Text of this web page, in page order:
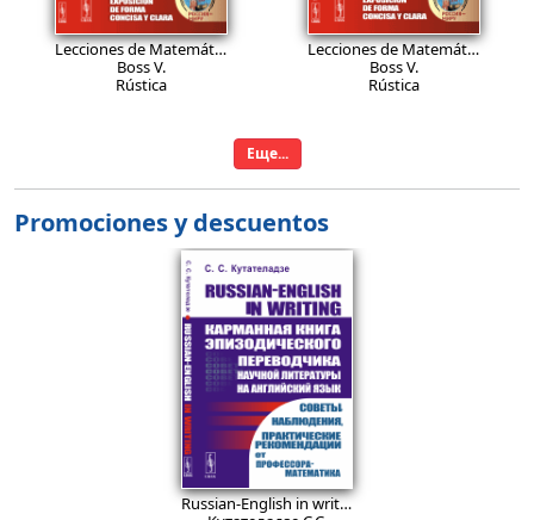
26.9EUR
Lecciones de Matemática: Topología: Variedades. Invariantes topológicos. Puntos fijos. Aplicaciones multiformes. Homotopías, homologías, fibrados. Complejos simpliciales.
Boss V.
Rústica
26.9
Lecciones de Matemática: Contraejemplos y paradojas: Números y conjuntos. Medida y categoría. Análisis matemático clásico. Espacios métricos. Teoría de probabilidades. Indecidibilidad algorítmica. Problemática discreta. Sistemas dinámicos. Juegos y teoría de las elecciones. Topología. Optimización.
Boss V.
Rústica
Teoría de juegos en juegos matemáticos. Aprendiendo a razonar estratégicamente: Juegos predeterminados. Simetría. El juego Nim. El juego Jianshizi. Juegos con polinomios. Estrategias minimax. Juegos en la teoría de números. Análisis retrospectivo. Estrategias ganadoras.
Añadir a la cesta Añadir a la cesta
Еще...
Promociones y descuentos
14.9 EUR
Russian-English in writing: Карманная книга эпизодического переводчика научной литературы (математической — в первую очередь) на английский язык. Советы, наблюдения, практические рекомендации от профессора-математика.